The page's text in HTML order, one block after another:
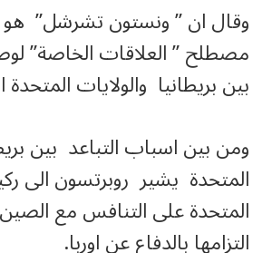
وقال ان ” ونستون تشرشل”
مصطلح ” العلاقات الخاصة”
بين بريطانيا والولايات المتحدة
ومن بين اسباب التباعد بين
المتحدة يشير روبرتسون الى
المتحدة على التنافس مع
التزامها بالدفاع عن اوربا.